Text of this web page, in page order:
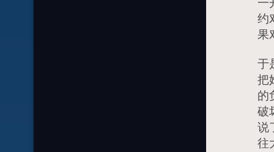
一
约
果
于
把
的
破
说
往